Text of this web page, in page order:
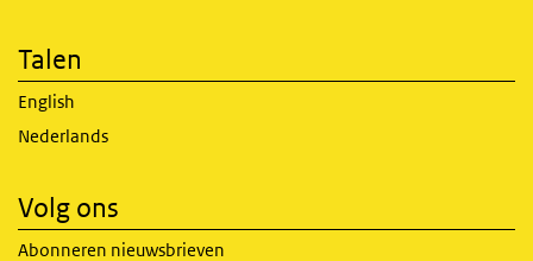
Talen
English
Nederlands
Volg ons
Abonneren nieuwsbrieven